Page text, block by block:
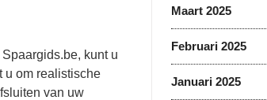
kunt u
u om realistische
van uw
Maart 2025
Februari 2025
Januari 2025